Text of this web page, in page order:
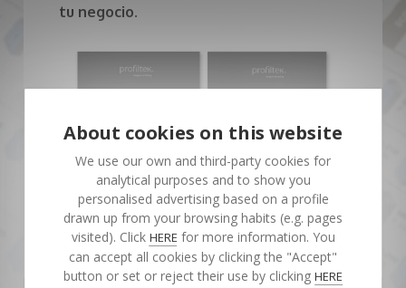
tu negocio.
About cookies on this website
We use our own and third-party cookies for
analytical purposes and to show you
personalised advertising based on a profile
drawn up from your browsing habits (e.g. pages
visited). Click HERE for more information. You
can accept all cookies by clicking the "Accept"
button or set or reject their use by clicking HERE